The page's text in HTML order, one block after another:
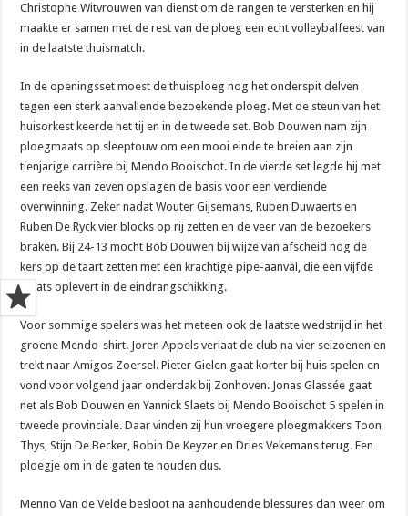
Christophe Witvrouwen van dienst om de rangen te versterken en hij
maakte er samen met de rest van de ploeg een echt volleybalfeest van
in de laatste thuismatch.
In de openingsset moest de thuisploeg nog het onderspit delven
tegen een sterk aanvallende bezoekende ploeg. Met de steun van het
huisorkest keerde het tij en in de tweede set. Bob Douwen nam zijn
ploegmaats op sleeptouw om een mooi einde te breien aan zijn
tienjarige carrière bij Mendo Booischot. In de vierde set legde hij met
een reeks van zeven opslagen de basis voor een verdiende
overwinning. Zeker nadat Wouter Gijsemans, Ruben Duwaerts en
Ruben De Ryck vier blocks op rij zetten en de veer van de bezoekers
braken. Bij 24-13 mocht Bob Douwen bij wijze van afscheid nog de
kers op de taart zetten met een krachtige pipe-aanval, die een vijfde
plaats oplevert in de eindrangschikking.
Voor sommige spelers was het meteen ook de laatste wedstrijd in het
groene Mendo-shirt. Joren Appels verlaat de club na vier seizoenen en
trekt naar Amigos Zoersel. Pieter Gielen gaat korter bij huis spelen en
vond voor volgend jaar onderdak bij Zonhoven. Jonas Glassée gaat
net als Bob Douwen en Yannick Slaets bij Mendo Booischot 5 spelen in
tweede provinciale. Daar vinden zij hun vroegere ploegmakkers Toon
Thys, Stijn De Becker, Robin De Keyzer en Dries Vekemans terug. Een
ploegje om in de gaten te houden dus.
Menno Van de Velde besloot na aanhoudende blessures dan weer om